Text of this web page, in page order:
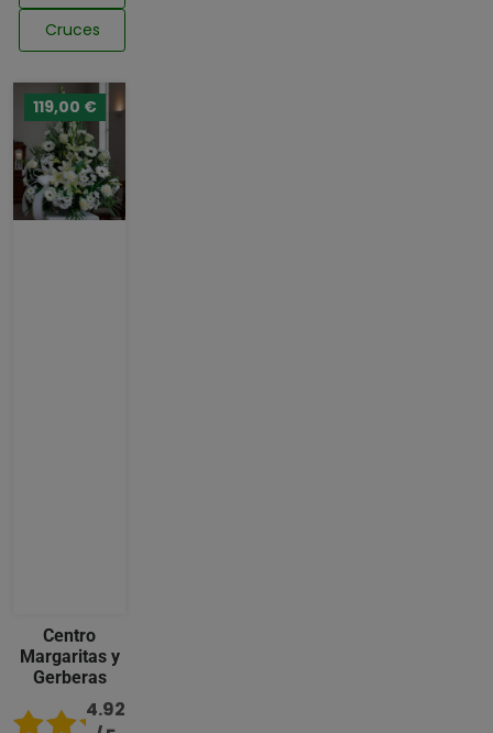
Cruces
119,00 €
Centro
Margaritas y
Gerberas
4.92